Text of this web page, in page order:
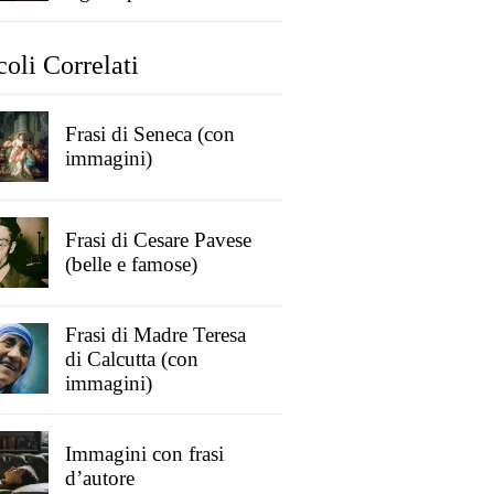
Correlati
Frasi di Seneca (con
immagini)
Frasi di Cesare Pavese
(belle e famose)
Frasi di Madre Teresa
di Calcutta (con
immagini)
Immagini con frasi
d’autore